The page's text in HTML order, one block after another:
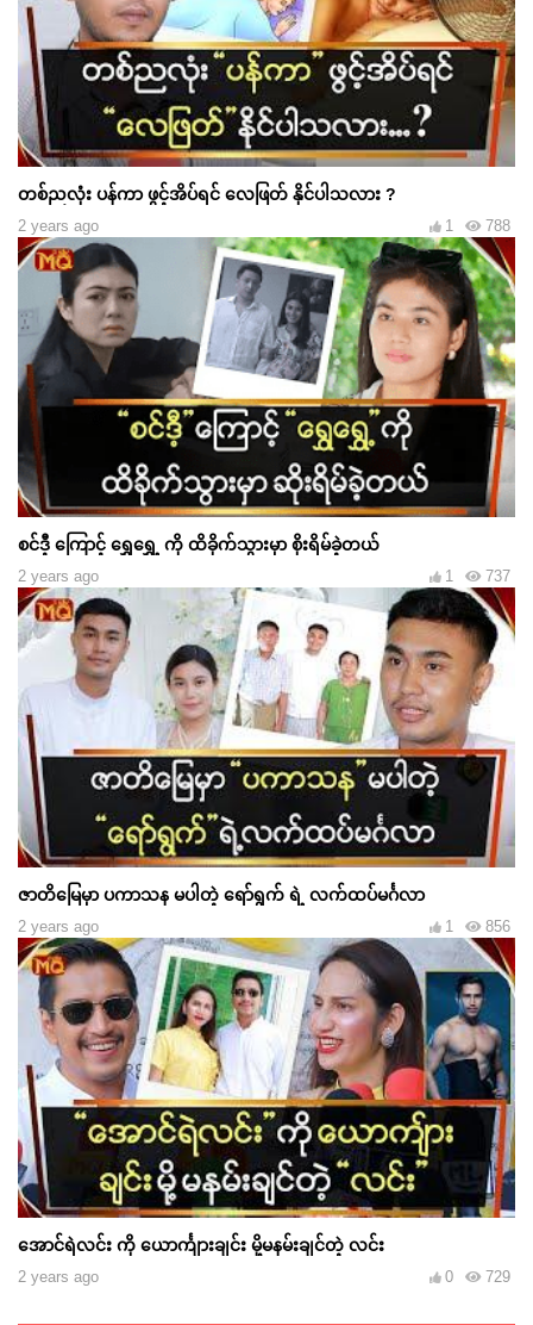
တစ်ညလုံး ပန်ကာ ဖွင့်အိပ်ရင် လေဖြတ် နိုင်ပါသလား ?
2 years ago 788
1
စင်ဒီ့ ကြောင့် ရွှေရွှေ့ ကို ထိခိုက်သွားမှာ စိုးရိမ်ခဲ့တယ်
2 years ago 737
1
ဇာတိမြေမှာ ပကာသန မပါတဲ့ ရော်ရွက် ရဲ့ လက်ထပ်မင်္ဂလာ
2 years ago 856
1
အောင်ရဲလင်း ကို ယောင်္ကျားချင်း မို့မနမ်းချင်တဲ့ လင်း
2 years ago 729
0